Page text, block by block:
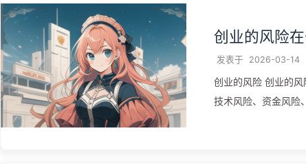
创业的风险
发表于 2026-03-14
创业的风险 创业的风
技术风险、资金风险